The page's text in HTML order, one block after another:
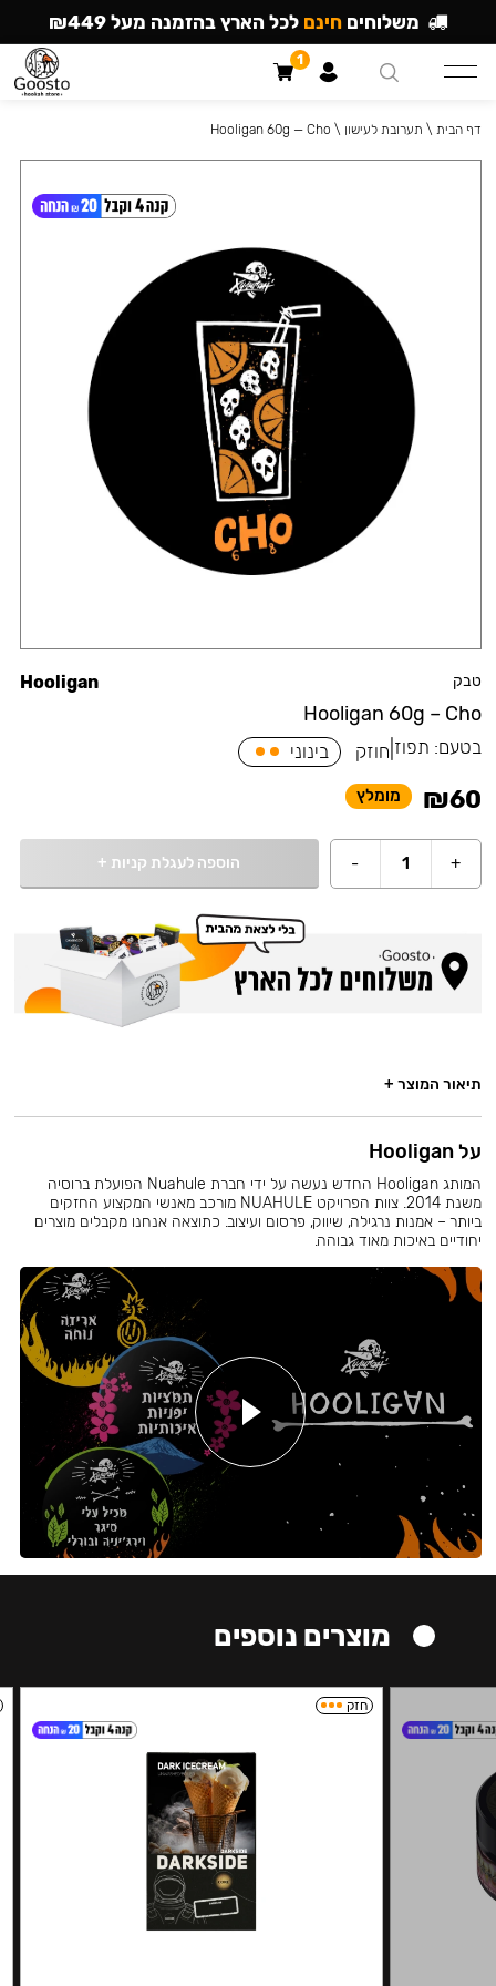
טבק
Hooligan 60g – Cho
Hooligan
בטעם: תפוז חוזק בינוני
₪60 מומלץ
+
1
- הוספה לעגלת קניות +
דף הבית \ תערובת לעישון \
Hooligan 60g — Cho
תיאור המוצר +
על Hooligan
המותג Hooligan החדש נעשה על ידי חברת Nuahule הפועלת ברוסיה
משנת 2014. צוות הפרויקט NUAHULE מורכב מאנשי המקצוע החזקים
ביותר – אמנות נרגילה, שיווק, פרסום ועיצוב. כתוצאה אנחנו מקבלים מוצרים
יחודיים באיכות מאוד גבוהה.
מוצרים נוספים
חזק
משלוחים חינם לכל הארץ בהזמנה מעל ₪449
1